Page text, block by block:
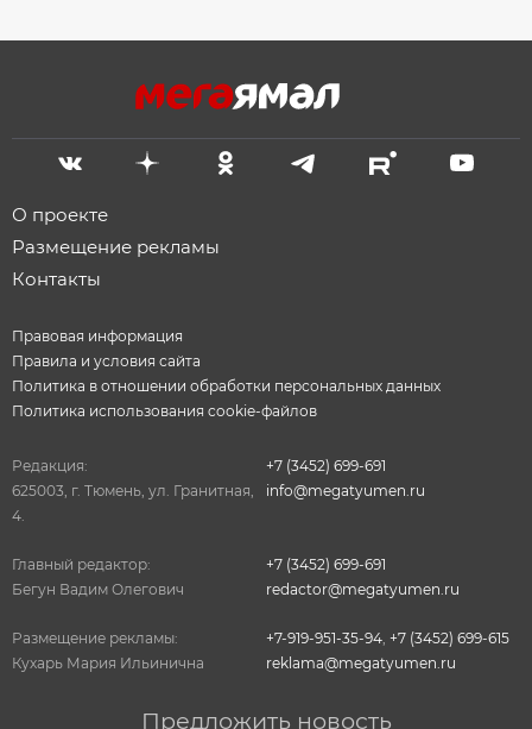
О проекте
Размещение рекламы
Контакты
Правовая информация
Правила и условия сайта
Политика в отношении обработки персональных данных
Политика использования cookie-файлов
Редакция:
625003, г. Тюмень, ул. Гранитная,
4.
+7 (3452) 699-691
info@megatyumen.ru
Главный редактор:
Бегун Вадим Олегович
+7 (3452) 699-691
redactor@megatyumen.ru
Размещение рекламы:
Кухарь Мария Ильинична
+7-919-951-35-94 +7 (3452) 699-615
reklama@megatyumen.ru
Предложить новость